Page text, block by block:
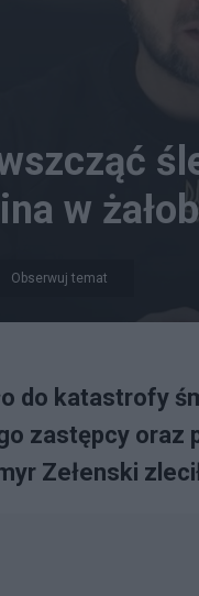
w
Obserwuj temat
do katastrofy
zastępcy oraz
Zełenski